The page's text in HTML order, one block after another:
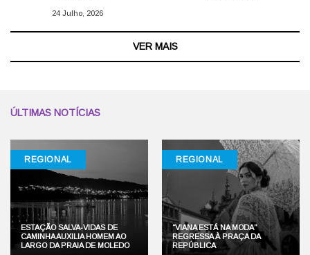
24 Julho, 2026
VER MAIS
ÚLTIMAS NOTÍCIAS
REGIONAL
ESTAÇÃO SALVA-VIDAS DE
CAMINHA AUXILIA HOMEM AO
LARGO DA PRAIA DE MOLEDO
REGIONAL
“VIANA ESTÁ NA MODA”
REGRESSA À PRAÇA DA
REPÚBLICA